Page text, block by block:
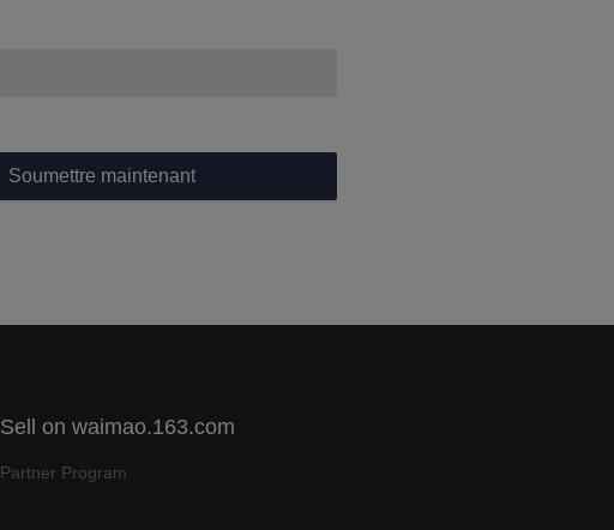
Soumettre maintenant
Sell on waimao.163.com
Partner Program